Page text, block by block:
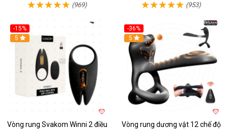
(969) (953)
-15%
Hot
5
Vòng rung Svakom Winni 2 điều
-36%
Hot
5
Vòng rung dương vật 12 chế độ